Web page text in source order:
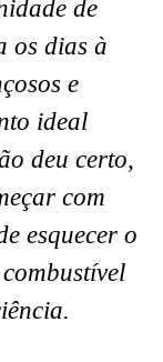
de
os dias à
e
ideal
deu certo,
com
esquecer o